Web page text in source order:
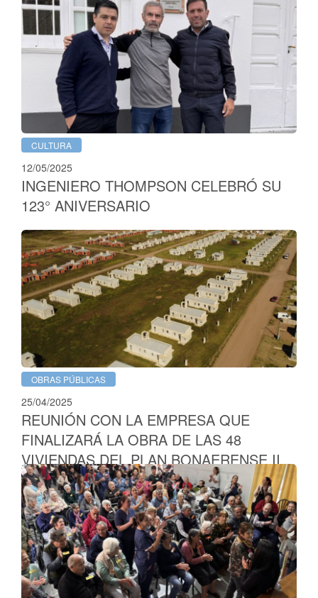
CULTURA
12/05/2025
INGENIERO THOMPSON CELEBRÓ SU
123° ANIVERSARIO
OBRAS PÚBLICAS
25/04/2025
REUNIÓN CON LA EMPRESA QUE
FINALIZARÁ LA OBRA DE LAS 48
VIVIENDAS DEL PLAN BONAERENSE II